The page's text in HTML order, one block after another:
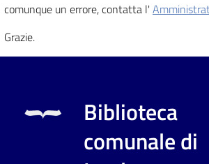
fare
contenuti
comunque un errore, contatta l'
Grazie.
Biblioteca
comunale di